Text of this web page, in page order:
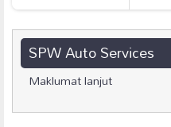
SPW Auto Services
Maklumat lanjut